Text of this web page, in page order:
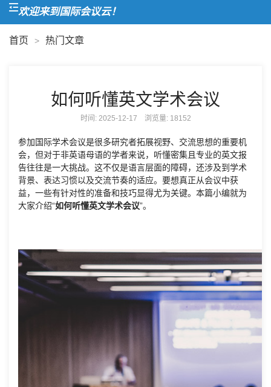
欢迎来到国际会议云！
首页 > 热门文章
如何听懂英文学术会议
时间: 2025-12-17 浏览量: 18152
参加国际学术会议是很多研究者拓展视野、交流思想的重要机
会，但对于非英语母语的学者来说，听懂密集且专业的英文报
告往往是一大挑战。这不仅是语言层面的障碍，还涉及到学术
背景、表达习惯以及交流节奏的适应。要想真正从会议中获
益，一些有针对性的准备和技巧显得尤为关键。本篇小编就为
大家介绍“如何听懂英文学术会议”。